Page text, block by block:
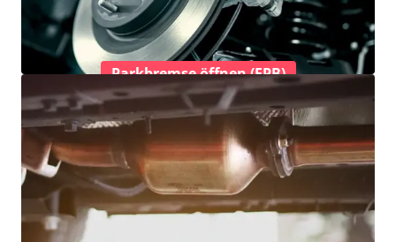
Parkbremse öffnen (EPB)